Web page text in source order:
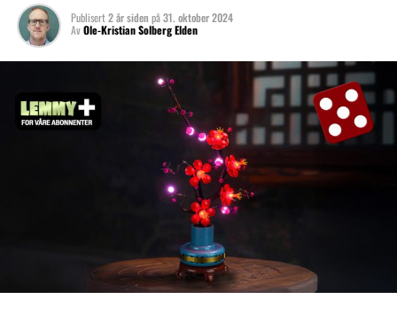
Publisert2 år siden på31. oktober 2024
AvOle-Kristian Solberg Elden